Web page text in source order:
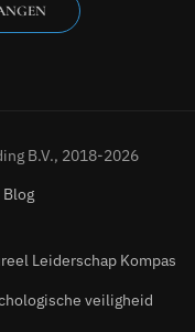
B.V., 2018-2026
Blog
Leiderschap Kompas
veiligheid